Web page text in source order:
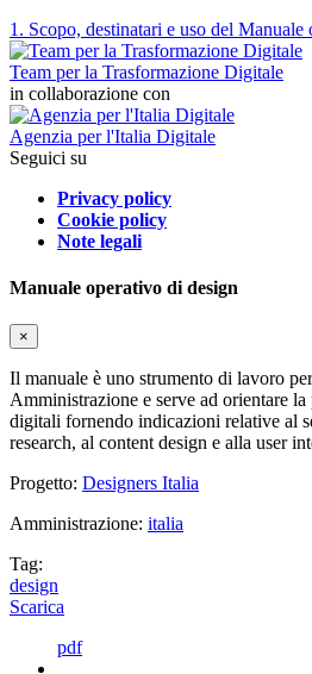
1. Scopo, destinatari e uso del Manuale
Team per la Trasformazione Digitale
in collaborazione con
Agenzia per l'Italia Digitale
Seguici su
Privacy policy
Cookie policy
Note legali
Manuale operativo di design
×
Il manuale è uno strumento di lavoro
Amministrazione e serve ad orientare
digitali fornendo indicazioni relative al
research, al content design e alla user
Progetto: Designers Italia
Amministrazione: italia
Tag:
design
Scarica
pdf